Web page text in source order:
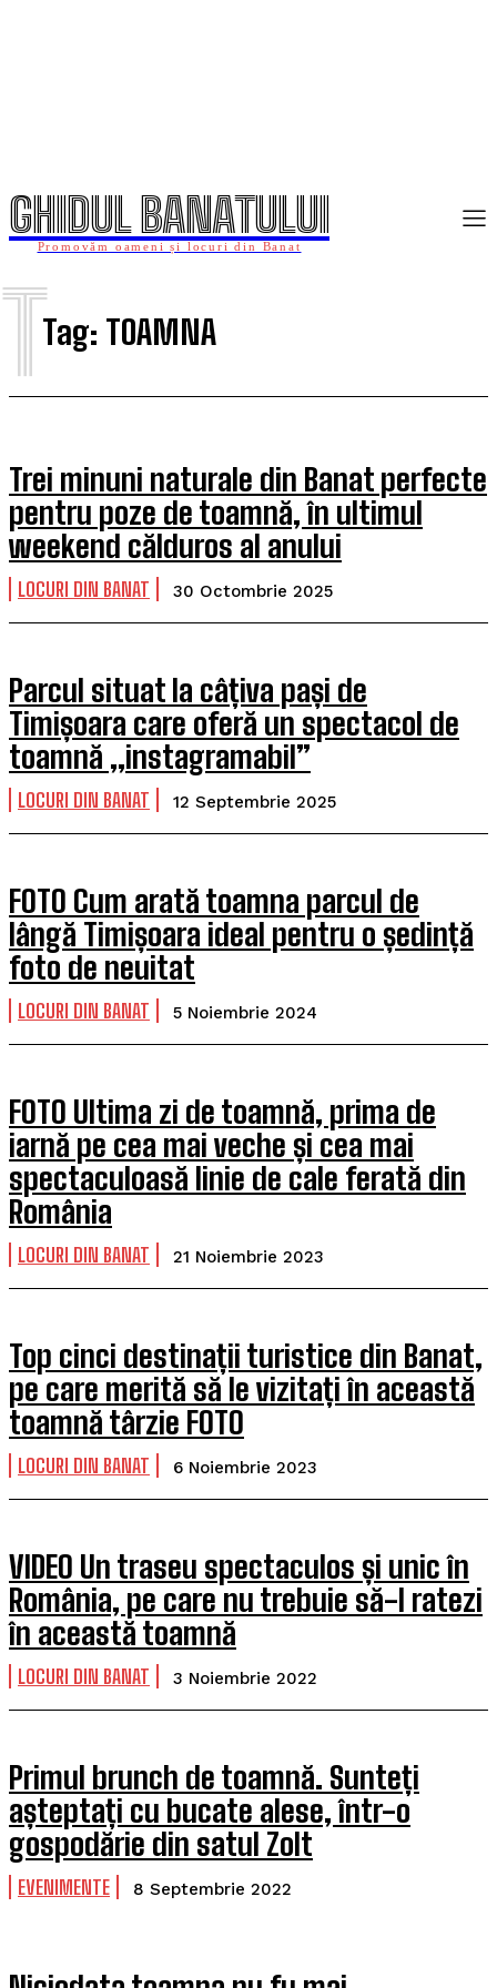
GHIDUL BANATULUI
Promovăm oameni și locuri din Banat
Tag: TOAMNA
T
Trei minuni naturale din Banat perfecte
pentru poze de toamnă, în ultimul
weekend călduros al anului
LOCURI DIN BANAT 30 Octombrie 2025
Parcul situat la câțiva pași de
Timișoara care oferă un spectacol de
toamnă „instagramabil”
LOCURI DIN BANAT 12 Septembrie 2025
FOTO Cum arată toamna parcul de
lângă Timișoara ideal pentru o ședință
foto de neuitat
LOCURI DIN BANAT 5 Noiembrie 2024
FOTO Ultima zi de toamnă, prima de
iarnă pe cea mai veche și cea mai
spectaculoasă linie de cale ferată din
România
LOCURI DIN BANAT 21 Noiembrie 2023
Top cinci destinații turistice din Banat,
pe care merită să le vizitați în această
toamnă târzie FOTO
LOCURI DIN BANAT 6 Noiembrie 2023
VIDEO Un traseu spectaculos și unic în
România, pe care nu trebuie să-l ratezi
în această toamnă
LOCURI DIN BANAT 3 Noiembrie 2022
Primul brunch de toamnă. Sunteți
așteptați cu bucate alese, într-o
gospodărie din satul Zolt
EVENIMENTE 8 Septembrie 2022